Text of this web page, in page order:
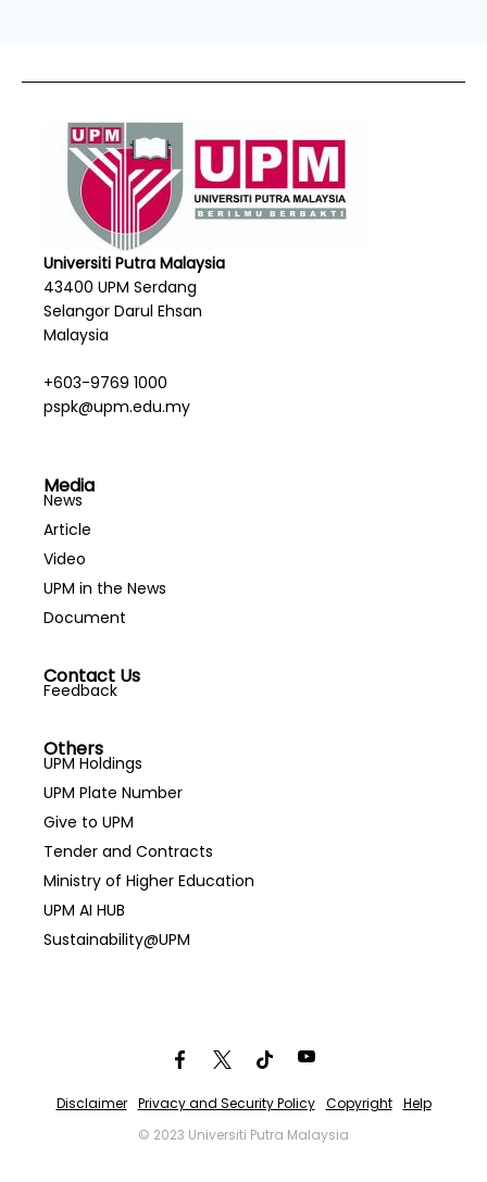
Universiti Putra Malaysia
43400 UPM Serdang
Selangor Darul Ehsan
Malaysia
+603-9769 1000
pspk@upm.edu.my
Media
News
Article
Video
UPM in the News
Document
Contact Us
Feedback
Others
UPM Holdings
UPM Plate Number
Give to UPM
Tender and Contracts
Ministry of Higher Education
UPM AI HUB
Sustainability@UPM
Disclaimer Privacy and Security Policy Copyright
Help
© 2023 Universiti Putra Malaysia